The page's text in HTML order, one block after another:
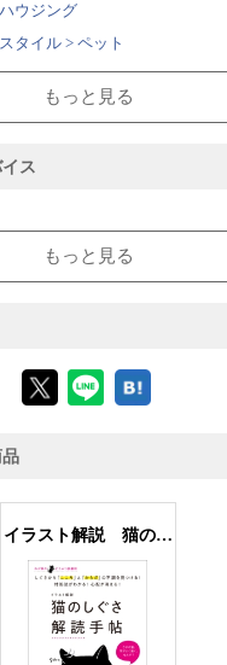
ウジング
タイル > ペット
14
もっと見る
ス
版ConTenDoビューア・モバイ
】
もっと見る
イラスト解説 猫のしぐさ解読手帖